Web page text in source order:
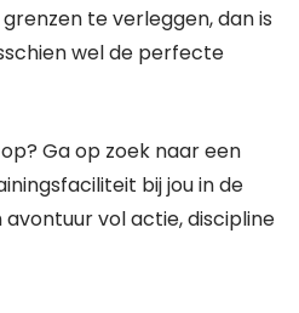
te verleggen, dan is
wel de perfecte
Ga op zoek naar een
bij jou in de
vol actie, discipline